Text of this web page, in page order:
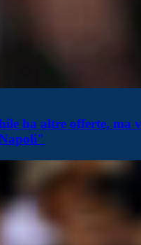
ha altre offerte, ma